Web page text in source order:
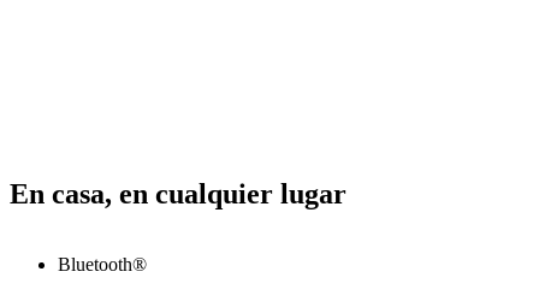
En casa, en cualquier lugar
Bluetooth®